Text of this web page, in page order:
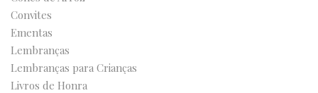
Convites
Ementas
Lembranças
Lembranças para Crianças
Livros de Honra